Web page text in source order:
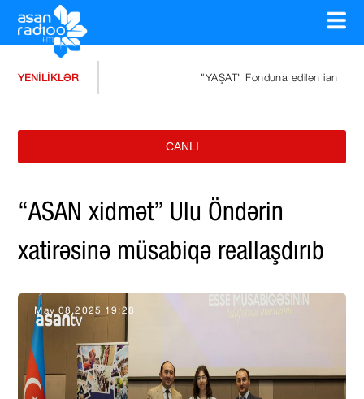
YENİLİKLƏR "YAŞAT" Fonduna edilən ianələrin
CANLI
“ASAN xidmət” Ulu Öndərin
xatirəsinə müsabiqə reallaşdırıb
May 08,2025 19:28